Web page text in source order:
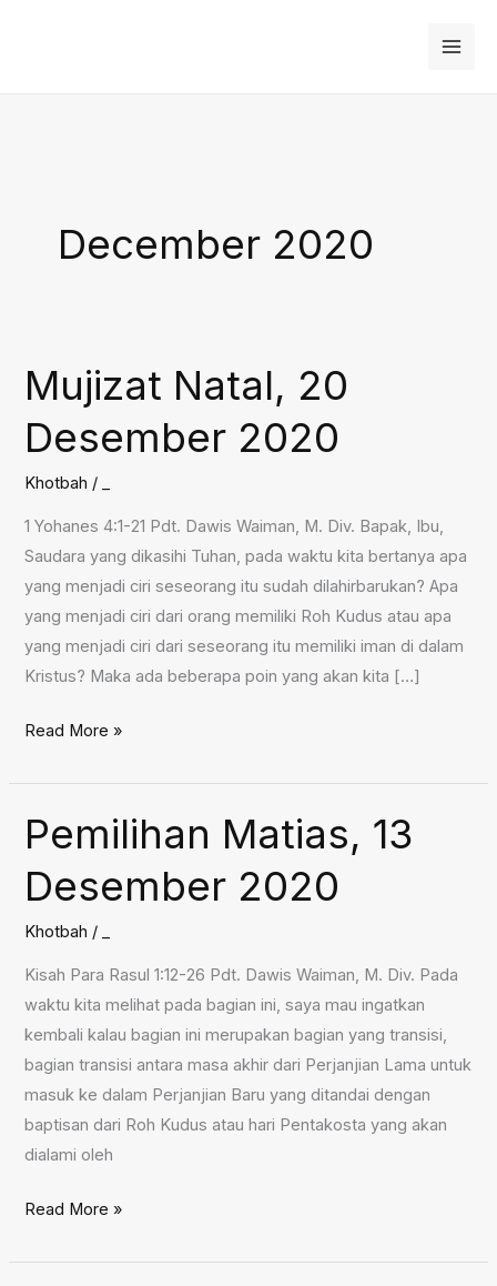
December 2020
Mujizat Natal, 20
Desember 2020
Khotbah /
1 Yohanes 4:1-21 Pdt. Dawis Waiman, M. Div. Bapak, Ibu,
Saudara yang dikasihi Tuhan, pada waktu kita bertanya apa
yang menjadi ciri seseorang itu sudah dilahirbarukan? Apa
yang menjadi ciri dari orang memiliki Roh Kudus atau apa
yang menjadi ciri dari seseorang itu memiliki iman di dalam
Kristus? Maka ada beberapa poin yang akan kita […]
Mujizat
20
Desember
2020
Read More »
Pemilihan Matias, 13
Desember 2020
Khotbah /
Kisah Para Rasul 1:12-26 Pdt. Dawis Waiman, M. Div. Pada
waktu kita melihat pada bagian ini, saya mau ingatkan
kembali kalau bagian ini merupakan bagian yang transisi,
bagian transisi antara masa akhir dari Perjanjian Lama untuk
masuk ke dalam Perjanjian Baru yang ditandai dengan
baptisan dari Roh Kudus atau hari Pentakosta yang akan
dialami oleh
Pemilihan
13
Read More »